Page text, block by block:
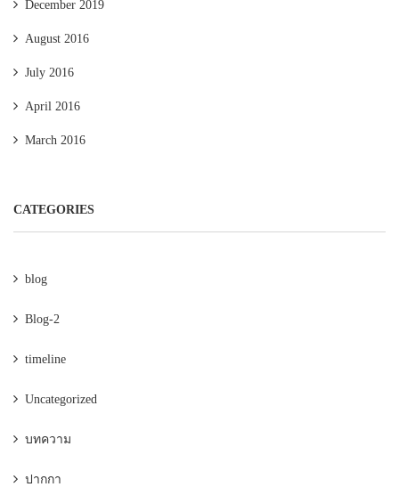
December 2019
August 2016
July 2016
April 2016
March 2016
CATEGORIES
blog
Blog-2
timeline
Uncategorized
บทความ
ปากกา